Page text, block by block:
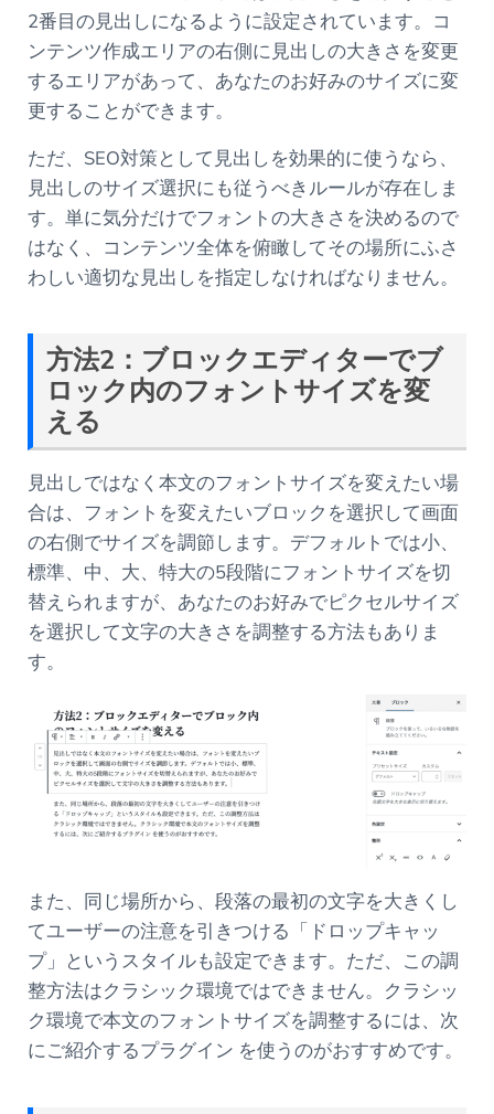
2番目の見出しになるように設定されています。コ
ンテンツ作成エリアの右側に見出しの大きさを変更
するエリアがあって、あなたのお好みのサイズに変
更することができます。
ただ、SEO対策として見出しを効果的に使うなら、
見出しのサイズ選択にも従うべきルールが存在しま
す。単に気分だけでフォントの大きさを決めるので
はなく、コンテンツ全体を俯瞰してその場所にふさ
わしい適切な見出しを指定しなければなりません。
方法2 ：ブロックエディターでブ
ロック内のフォントサイズを変
える
見出しではなく本文のフォントサイズを変えたい場
合は、フォントを変えたいブロックを選択して画面
の右側でサイズを調節します。デフォルトでは小、
標準、中、大、特大の5段階にフォントサイズを切
替えられますが、あなたのお好みでピクセルサイズ
を選択して文字の大きさを調整する方法もありま
す。
また、同じ場所から、段落の最初の文字を大きくし
てユーザーの注意を引きつける「ドロップキャッ
プ」というスタイルも設定できます。ただ、この調
整方法はクラシック環境ではできません。クラシッ
ク環境で本文のフォントサイズを調整するには、次
にご紹介するプラグイン を使うのがおすすめです。